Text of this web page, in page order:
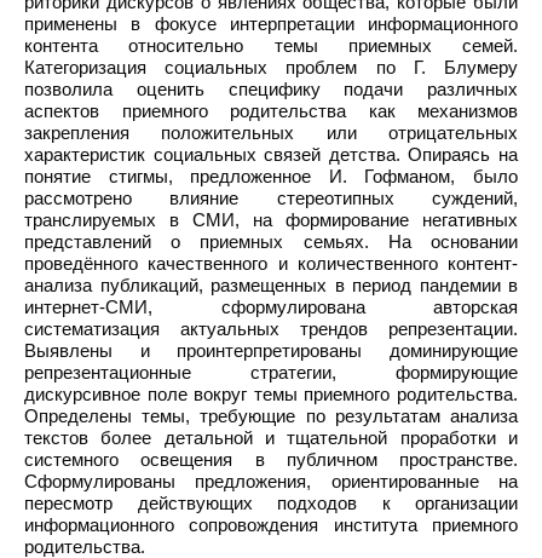
применены в фокусе интерпретации информационного
контента относительно темы приемных семей.
Категоризация социальных проблем по Г. Блумеру
позволила оценить специфику подачи различных
аспектов приемного родительства как механизмов
закрепления положительных или отрицательных
характеристик социальных связей детства. Опираясь на
понятие стигмы, предложенное И. Гофманом, было
рассмотрено влияние стереотипных суждений,
транслируемых в СМИ, на формирование негативных
представлений о приемных семьях. На основании
проведённого качественного и количественного контент-
анализа публикаций, размещенных в период пандемии в
интернет-СМИ, сформулирована авторская
систематизация актуальных трендов репрезентации.
Выявлены и проинтерпретированы доминирующие
репрезентационные стратегии, формирующие
дискурсивное поле вокруг темы приемного родительства.
Определены темы, требующие по результатам анализа
текстов более детальной и тщательной проработки и
системного освещения в публичном пространстве.
Сформулированы предложения, ориентированные на
пересмотр действующих подходов к организации
информационного сопровождения института приемного
родительства.